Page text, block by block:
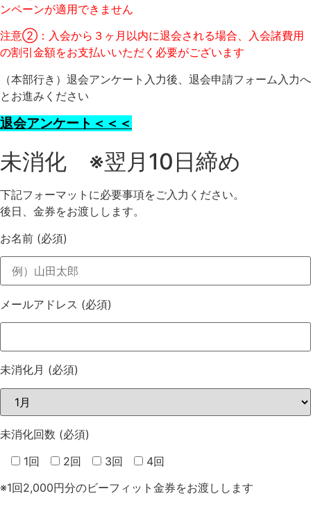
ンペーンが適用できません
注意②：入会から３ヶ月以内に退会される場合、入会諸費用
の割引金額をお支払いいただく必要がございます
（本部行き）退会アンケート入力後、退会申請フォーム入力へ
とお進みください
退会アンケート＜＜＜
未消化 ※翌月10日締め
下記フォーマットに必要事項をご入力ください。
後日、金券をお渡しします。
お名前 (必須)
メールアドレス (必須)
未消化月 (必須)
未消化回数 (必須)
1回
2回 3回
4回
※1回2,000円分のビーフィット金券をお渡しします